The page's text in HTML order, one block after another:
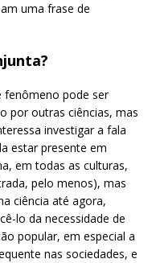
uma frase de
fenômeno pode ser
por outras ciências, mas
investigar a fala
estar presente em
em todas as culturas,
pelo menos), mas
ciência até agora,
lo da necessidade de
popular, em especial a
nas sociedades, e